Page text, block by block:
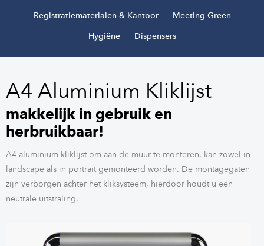
Registratiematerialen & Kantoor Meeting Green
Hygiëne Dispensers
A4 Aluminium Kliklijst
makkelijk in gebruik en
herbruikbaar!
A4 aluminium kliklijst om aan de muur te monteren, kan zowel in
landscape als in portrait gemonteerd worden. De montagegaten
zijn verborgen achter het kliksysteem, hierdoor houdt u een
neutrale uitstraling.